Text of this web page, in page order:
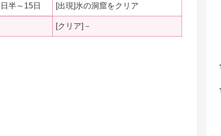
半～15日 [出現]氷の洞窟をクリア
[クリア]－